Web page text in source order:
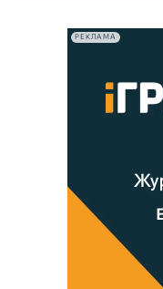
РЕКЛАМА